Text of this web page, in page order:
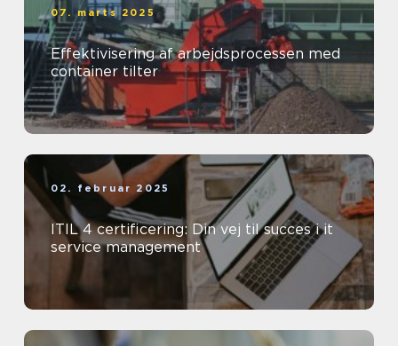
07. marts 2025
Effektivisering af arbejdsprocessen med
container tilter
02. februar 2025
ITIL 4 certificering: Din vej til succes i it
service management